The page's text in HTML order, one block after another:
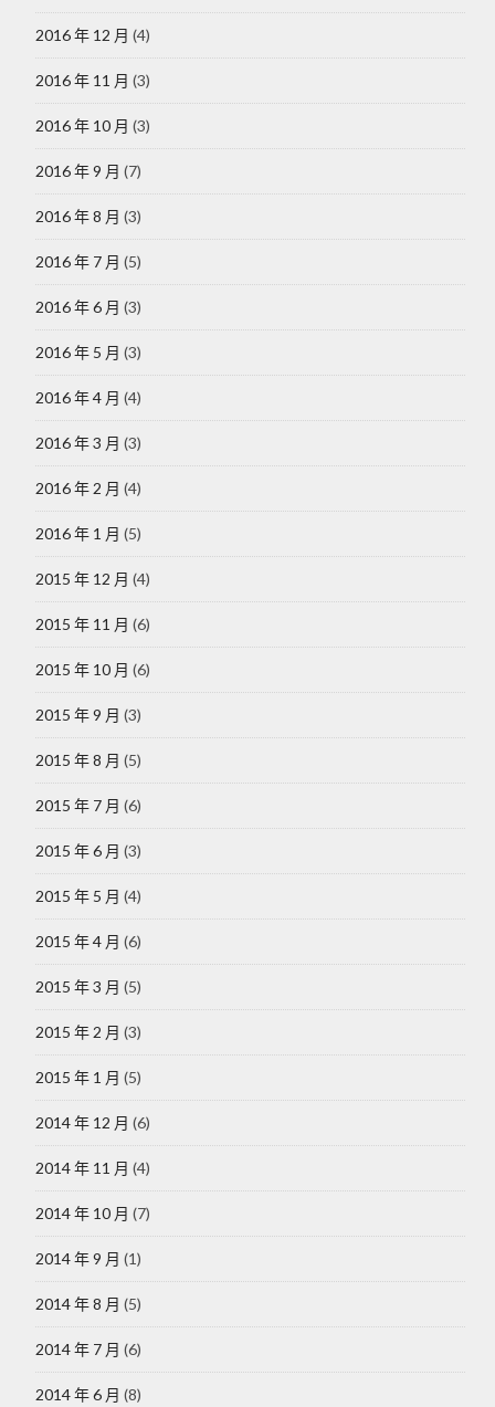
2016 年 12 月 (4)
2016 年 11 月 (3)
2016 年 10 月 (3)
2016 年 9 月 (7)
2016 年 8 月 (3)
2016 年 7 月 (5)
2016 年 6 月 (3)
2016 年 5 月 (3)
2016 年 4 月 (4)
2016 年 3 月 (3)
2016 年 2 月 (4)
2016 年 1 月 (5)
2015 年 12 月 (4)
2015 年 11 月 (6)
2015 年 10 月 (6)
2015 年 9 月 (3)
2015 年 8 月 (5)
2015 年 7 月 (6)
2015 年 6 月 (3)
2015 年 5 月 (4)
2015 年 4 月 (6)
2015 年 3 月 (5)
2015 年 2 月 (3)
2015 年 1 月 (5)
2014 年 12 月 (6)
2014 年 11 月 (4)
2014 年 10 月 (7)
2014 年 9 月 (1)
2014 年 8 月 (5)
2014 年 7 月 (6)
2014 年 6 月 (8)